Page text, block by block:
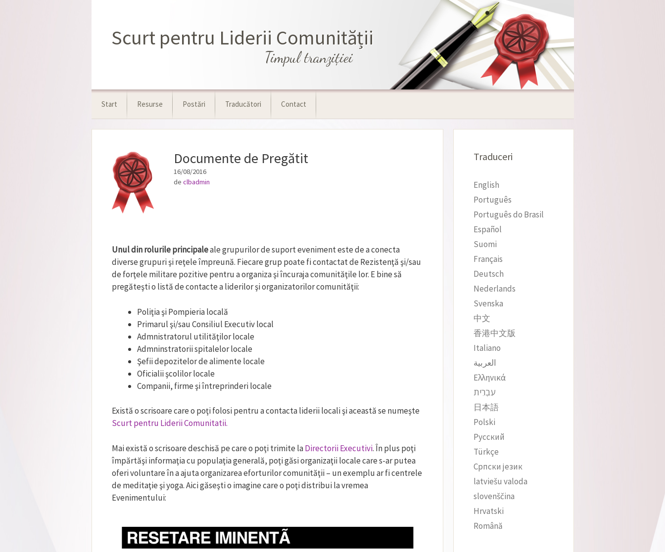
Scurt pentru Liderii Comunității
Timpul tranziţiei
Start Resurse Postări Traducători Contact
Documente de Pregătit
16/08/2016
declbadmin
Unul din rolurile principaleale grupurilor de suport eveniment este de a conecta
diverse grupuri şi reţele împreună. Fiecare grup poate fi contactat de Rezistenţă şi/sau
de forţele militare pozitive pentru a organiza şi încuraja comunităţile lor. E bine să
pregăteşti o listă de contacte a liderilor şi organizatorilor comunităţii:
Poliţia şi Pompieria locală
Primarul şi/sau Consiliul Executiv local
Admnistratorul utilităţilor locale
Admninstratorii spitalelor locale
Şefii depozitelor de alimente locale
Oficialii şcolilor locale
Companii, firme şi întreprinderi locale
Există o scrisoare care o poţi folosi pentru a contacta liderii locali şi această se numeşte
Scurt pentru Liderii Comunitatii.
Mai există o scrisoare deschisă pe care o poţi trimite laDirectorii Executivi. În plus poţi
împărtăşi informaţia cu populaţia generală, poţi găsi organizaţii locale care s-ar putea
oferi voluntare în a ajuta organizarea eforturilor comunităţii – un exemplu ar fi centrele
de meditaţie şi yoga. Aici găseşti o imagine care o poţi distribui la vremea
Evenimentului:
Traduceri
English
Português
Português do Brasil
Español
Suomi
Français
Deutsch
Nederlands
Svenska
中文
香港中文版
Italiano
العربية
Ελληνικά
עִבְרִית
日本語
Polski
Русский
Türkçe
Српски језик
latviešu valoda
slovenščina
Hrvatski
Română